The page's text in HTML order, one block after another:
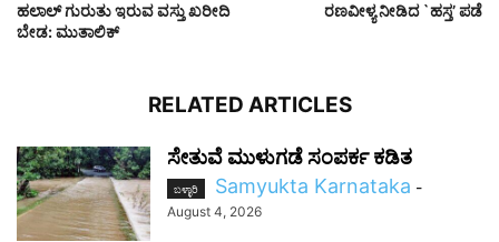
ಹಲಾಲ್ ಗುರುತು ಇರುವ ವಸ್ತು ಖರೀದಿ
ಬೇಡ: ಮುತಾಲಿಕ್
ರಣವೀಳ್ಯ ನೀಡಿದ `ಹಸ್ತ’ ಪಡೆ
RELATED ARTICLES
ಸೇತುವೆ ಮುಳುಗಡೆ ಸಂಪರ್ಕ ಕಡಿತ
ಬಳ್ಳಾರಿ Samyukta Karnataka -
August 4, 2026